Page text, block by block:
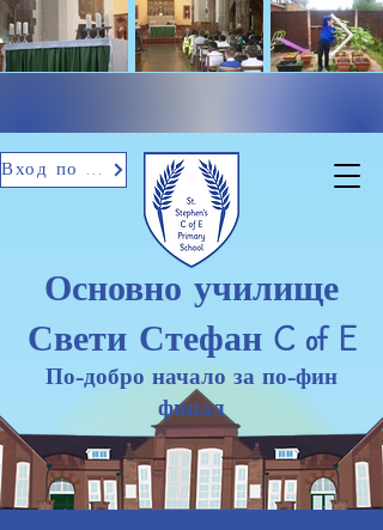
По-добро начало за по-фин
финал
Вход по имейл
Основно училище
Свети Стефан C of E